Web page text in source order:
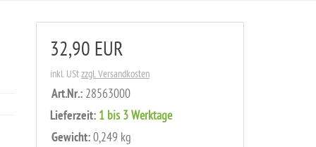
32,90 EUR
inkl. UStzzgl. Versandkosten
Art.Nr.: 28563000
Lieferzeit: 1 bis 3 Werktage
Gewicht: 0,249 kg